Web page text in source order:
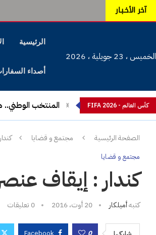
آخر الأخـبـار
الخميس ، 23 جويلية ، 2026
الرئيسية
أصداء
كأس العالم - FIFA 2026 المنتخب
الصفحة الرئيسية
مجتمع و قضايا
مجتمع و قضايا
كندار : إيقاف عنصر خطير
كتبهأميلكار 20 أوت، 2016 0 تعليقات